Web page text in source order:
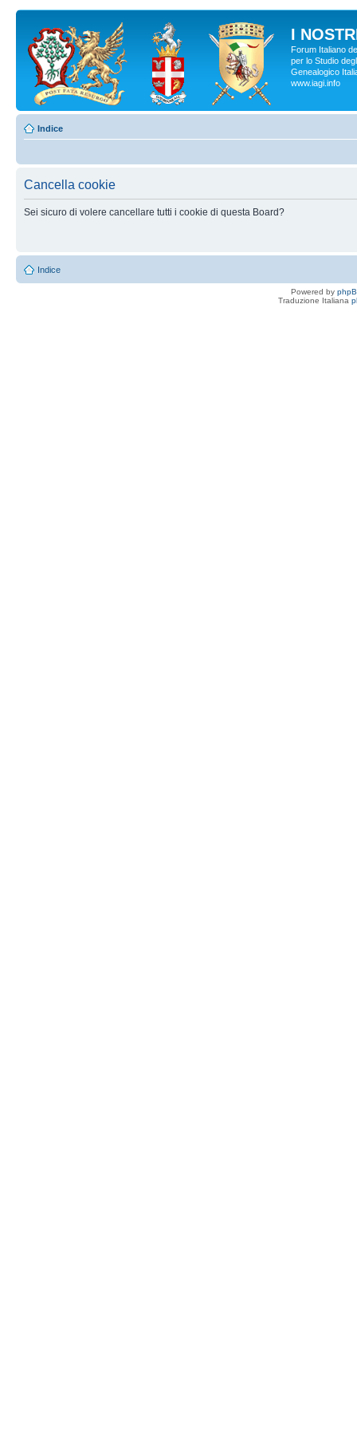
I
Forum Italiano
per lo Studio
Genealogico
www.iagi.info
Indice
Cancella cookie
Sei sicuro di volere cancellare tutti i cookie di questa Board?
Indice
Powered by
Traduzione Italiana